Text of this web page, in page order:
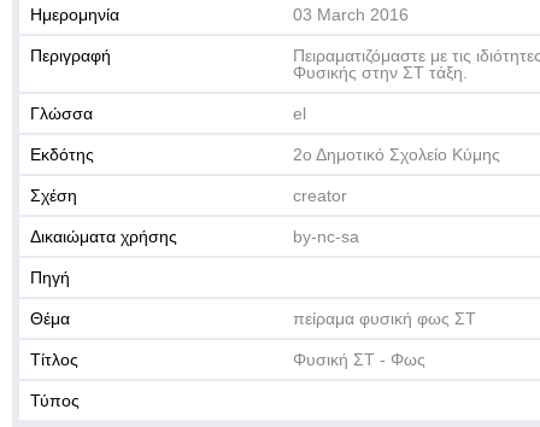
Ημερομηνία 03 March 2016
Περιγραφή
Πειραματιζόμαστε με τις
Φυσικής στην ΣΤ τάξη.
Γλώσσα el
Εκδότης 2ο Δημοτικό Σχολείο Κύμης
Σχέση creator
Δικαιώματα χρήσης by-nc-sa
Πηγή
Θέμα πείραμα φυσική φως ΣΤ
Τίτλος Φυσική ΣΤ - Φως
Τύπος